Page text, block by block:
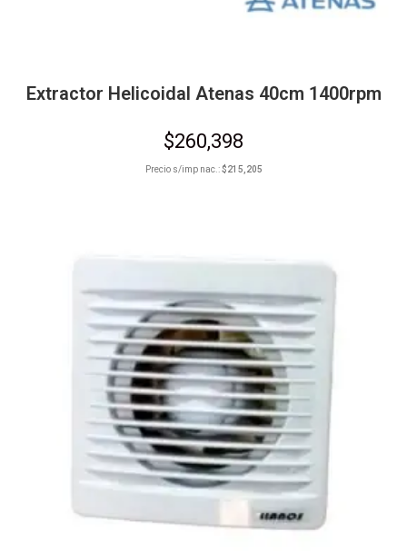
Extractor Helicoidal Atenas 40cm 1400rpm
$260,398
Precio s/imp nac.:$215,205